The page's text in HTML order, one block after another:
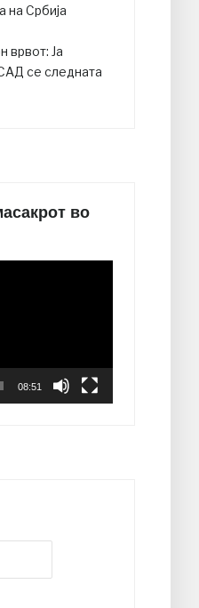
на Србија
врвот: Ја
се следната
во
08:51